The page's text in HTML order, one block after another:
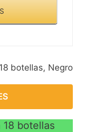
botellas, Negro
botellas